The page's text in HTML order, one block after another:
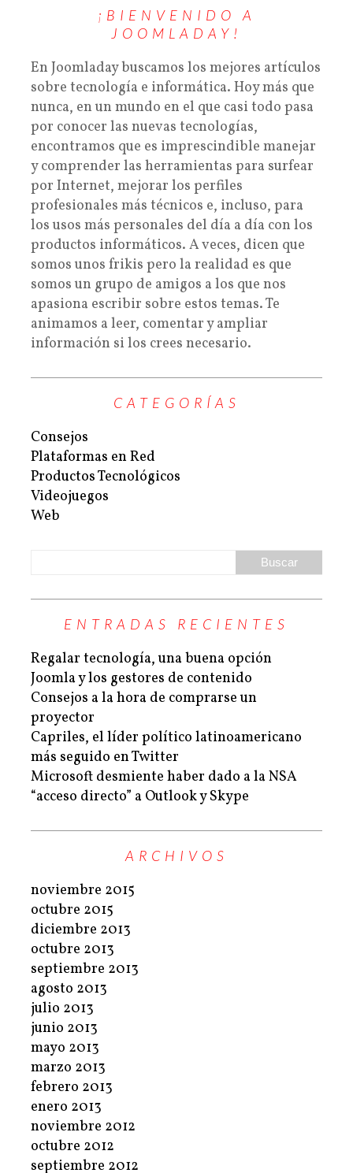
¡BIENVENIDO A
JOOMLADAY!
En Joomladay buscamos los mejores artículos
sobre tecnología e informática. Hoy más que
nunca, en un mundo en el que casi todo pasa
por conocer las nuevas tecnologías,
encontramos que es imprescindible manejar
y comprender las herramientas para surfear
por Internet, mejorar los perfiles
profesionales más técnicos e, incluso, para
los usos más personales del día a día con los
productos informáticos. A veces, dicen que
somos unos frikis pero la realidad es que
somos un grupo de amigos a los que nos
apasiona escribir sobre estos temas. Te
animamos a leer, comentar y ampliar
información si los crees necesario.
CATEGORÍAS
Consejos
Plataformas en Red
Productos Tecnológicos
Videojuegos
Web
ENTRADAS RECIENTES
Regalar tecnología, una buena opción
Joomla y los gestores de contenido
Consejos a la hora de comprarse un
proyector
Capriles, el líder político latinoamericano
más seguido en Twitter
Microsoft desmiente haber dado a la NSA
“acceso directo” a Outlook y Skype
ARCHIVOS
noviembre 2015
octubre 2015
diciembre 2013
octubre 2013
septiembre 2013
agosto 2013
julio 2013
junio 2013
mayo 2013
marzo 2013
febrero 2013
enero 2013
noviembre 2012
octubre 2012
septiembre 2012